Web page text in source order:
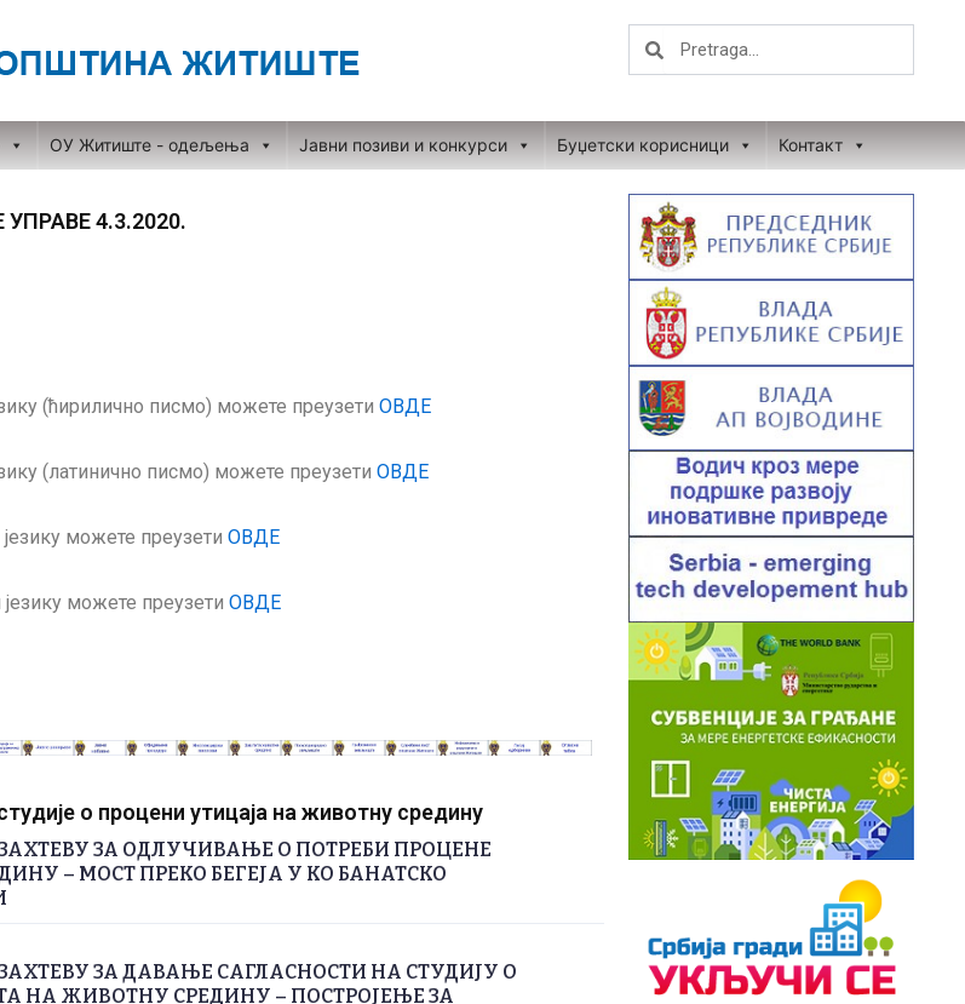
Search
ОУ Житиште - одељења Јавни позиви и конкурси Буџетски корисници Контакт
4.3.2020.
(ћирилично писмо) можете преузети ОВДЕ
(латинично писмо) можете преузети ОВДЕ
можете преузети ОВДЕ
можете преузети ОВДЕ
о процени утицаја на животну средину
ЗА ОДЛУЧИВАЊЕ О ПОТРЕБИ ПРОЦЕНЕ
– МОСТ ПРЕКО БЕГЕЈА У КО БАНАТСКО
ЗА ДАВАЊЕ САГЛАСНОСТИ НА СТУДИЈУ О
НА ЖИВОТНУ СРЕДИНУ – ПОСТРОЈЕЊЕ ЗА